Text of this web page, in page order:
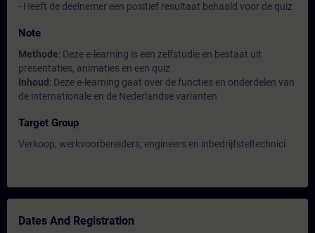
- Heeft de deelnemer een positief resultaat behaald voor de quiz
Note
Methode: Deze e-learning is een zelfstudie en bestaat uit
presentaties, animaties en een quiz
Inhoud : Deze e-learning gaat over de functies en onderdelen van
de internationale en de Nederlandse varianten
Target Group
Verkoop, werkvoorbereiders, engineers en inbedrijfsteltechnici
Dates And Registration